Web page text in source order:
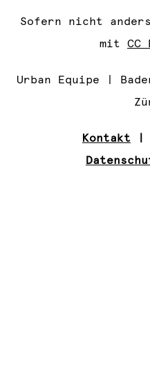
Sofern nicht
mit CC
Urban Equipe |
Kontakt